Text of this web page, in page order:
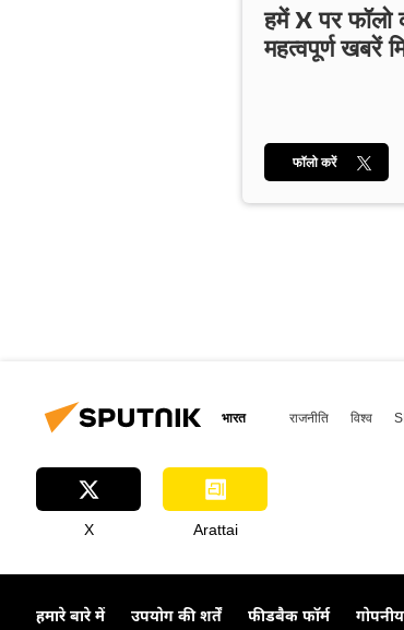
हमें X पर
महत्वपूर्ण खबरें
फॉलो करें
भारत राजनीति विश्व
X Arattai
हमारे बारे में उपयोग की शर्तें फीडबैक फॉर्म